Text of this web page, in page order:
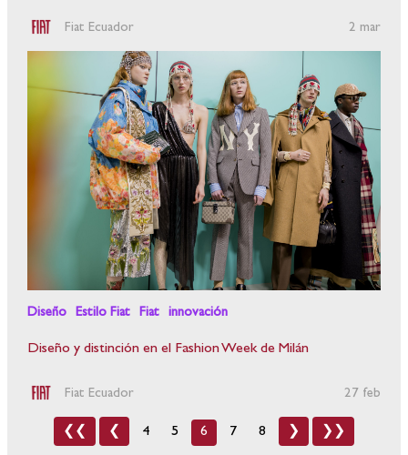
Fiat Ecuador 2 mar
Diseño Estilo Fiat Fiat innovación
Diseño y distinción en el Fashion Week de Milán
Fiat Ecuador 27 feb
❮❮ ❮ 4 5 6 7 8 ❯ ❯❯